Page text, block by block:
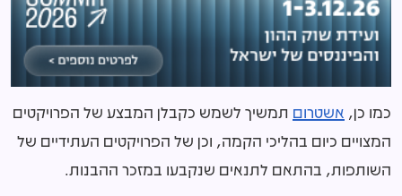
כמו כן, אשטרום תמשיך לשמש כקבלן המבצע של הפרויקטים
המצויים כיום בהליכי הקמה, וכן של הפרויקטים העתידיים של
השותפות, בהתאם לתנאים שנקבעו במזכר ההבנות.